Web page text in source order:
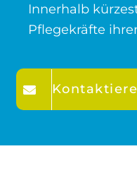
Innerhalb
Pflegekräfte